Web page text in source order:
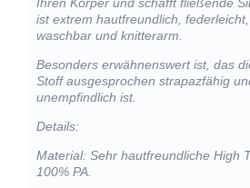
ist extrem hautfreundlich,
waschbar und knitterarm.
Besonders erwähnenswert ist, das
Stoff ausgesprochen strapazfähig
unempfindlich ist.
Details:
Material: Sehr hautfreundliche High
100% PA.